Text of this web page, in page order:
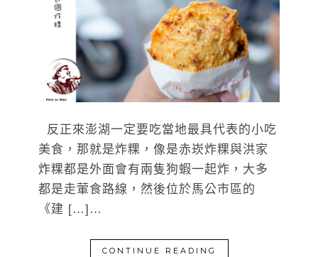
反正來澎湖一定要吃當地最具代表的小吃
美食，那就是炸粿，像是赤崁炸粿與洪家
炸粿都是外面會有兩隻狗蝦一起炸，大多
都是走葷食路線，然後位於馬公市區的
《建 […]…
CONTINUE READING